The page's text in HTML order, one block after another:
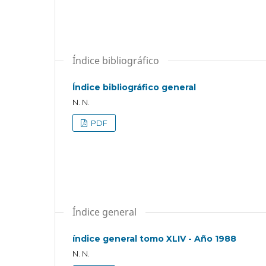
Índice bibliográfico
Índice bibliográfico general
N. N.
PDF
Índice general
índice general tomo XLIV - Año 1988
N. N.